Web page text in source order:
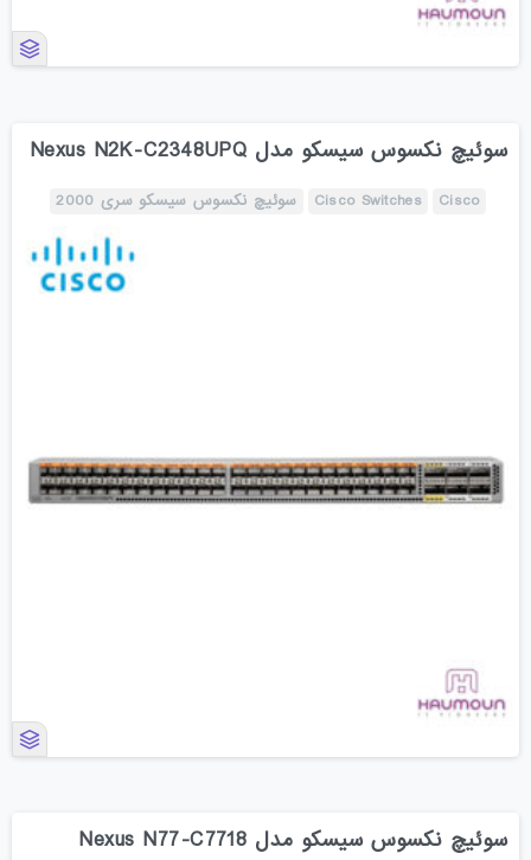
سوئیچ نکسوس سیسکو مدل Nexus N2K-C2348UPQ
Cisco
Cisco Switches سوئیچ نکسوس سیسکو سری 2000
سوئیچ نکسوس سیسکو مدل Nexus N77-C7718